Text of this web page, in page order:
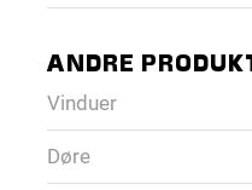
ANDRE
Vinduer
Døre